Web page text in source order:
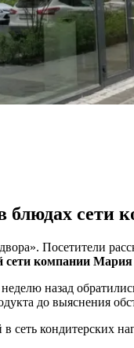
сети
Посетители
сети компании Мария
назад
до выяснения
сеть кондитерских